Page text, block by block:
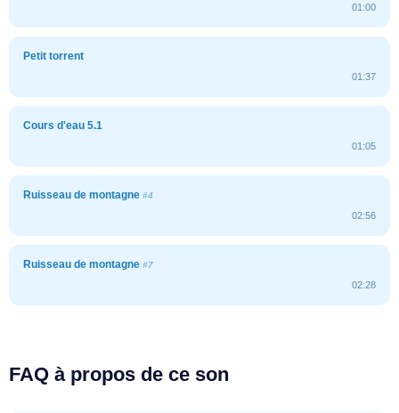
01:00
Petit torrent
01:37
Cours d'eau 5.1
01:05
Ruisseau de montagne #4
02:56
Ruisseau de montagne #7
02:28
FAQ à propos de ce son